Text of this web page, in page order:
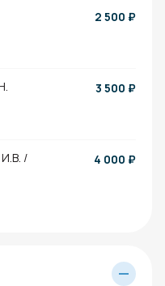
2 500 ₽
3 500 ₽
/
4 000 ₽